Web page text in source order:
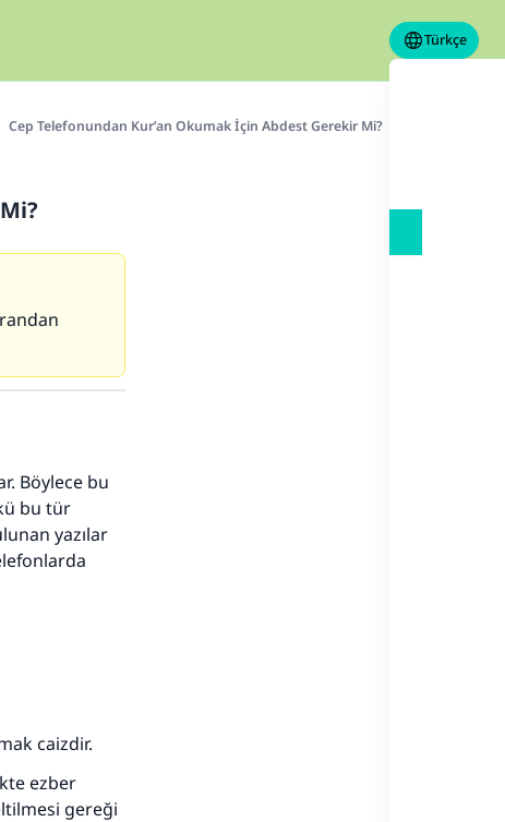
Türkçe
Cep Telefonundan Kur’an Okumak İçin Abdest Gerekir Mi?
Böylece bu
bu tür
yazılar
caizdir.
ezber
gereği